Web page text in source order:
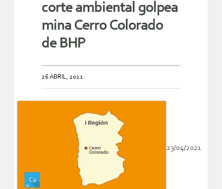
corte ambiental golpea
mina Cerro Colorado
de BHP
26 ABRIL, 2021
23/04/2021